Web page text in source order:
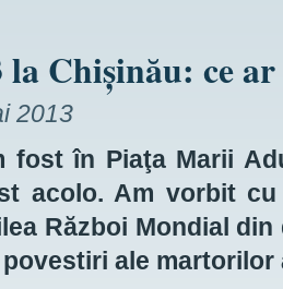
la Chişinău: ce
2013
fost în Piaţa Marii
acolo. Am vorbit
Război Mondial
ale martorilor